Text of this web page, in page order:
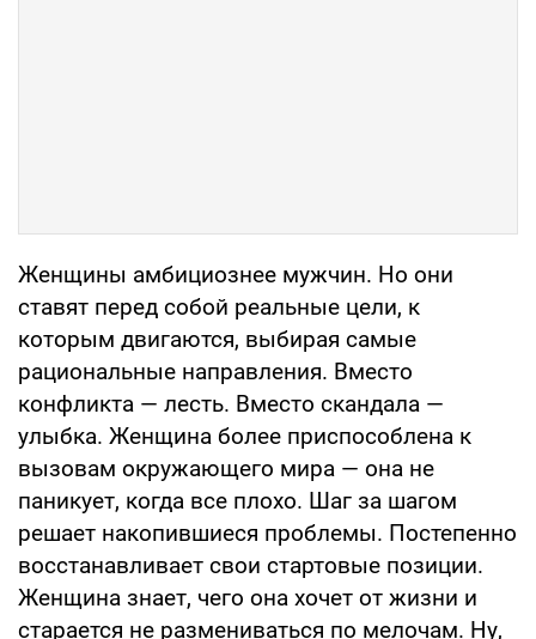
Женщины амбициознее мужчин. Но они
ставят перед собой реальные цели, к
которым двигаются, выбирая самые
рациональные направления. Вместо
конфликта — лесть. Вместо скандала —
улыбка. Женщина более приспособлена к
вызовам окружающего мира — она не
паникует, когда все плохо. Шаг за шагом
решает накопившиеся проблемы. Постепенно
восстанавливает свои стартовые позиции.
Женщина знает, чего она хочет от жизни и
старается не размениваться по мелочам. Ну,